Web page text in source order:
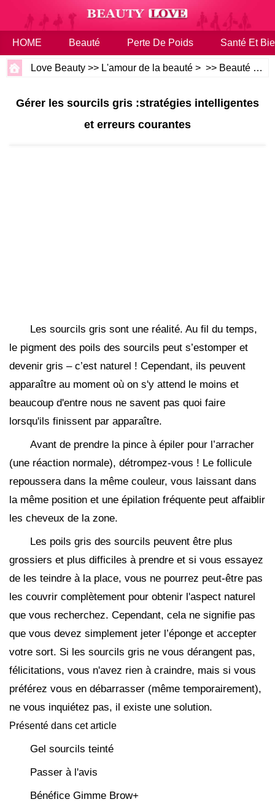
HOME Beauté Perte De Poids Santé Et
Love Beauty >> L'amour de la beauté > >> Beauté
Gérer les sourcils gris :stratégies intelligentes
et erreurs courantes
Les sourcils gris sont une réalité. Au fil du temps,
le pigment des poils des sourcils peut s’estomper et
devenir gris – c’est naturel ! Cependant, ils peuvent
apparaître au moment où on s'y attend le moins et
beaucoup d'entre nous ne savent pas quoi faire
lorsqu'ils finissent par apparaître.
Avant de prendre la pince à épiler pour l’arracher
(une réaction normale), détrompez-vous ! Le follicule
repoussera dans la même couleur, vous laissant dans
la même position et une épilation fréquente peut affaiblir
les cheveux de la zone.
Les poils gris des sourcils peuvent être plus
grossiers et plus difficiles à prendre et si vous essayez
de les teindre à la place, vous ne pourrez peut-être pas
les couvrir complètement pour obtenir l'aspect naturel
que vous recherchez. Cependant, cela ne signifie pas
que vous devez simplement jeter l’éponge et accepter
votre sort. Si les sourcils gris ne vous dérangent pas,
félicitations, vous n'avez rien à craindre, mais si vous
préférez vous en débarrasser (même temporairement),
ne vous inquiétez pas, il existe une solution.
Présenté dans cet article
Gel sourcils teinté
Passer à l'avis
Bénéfice Gimme Brow+